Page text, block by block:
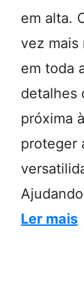
em alta.
vez mais
em toda
detalhes
próxima
proteger
Ler mais